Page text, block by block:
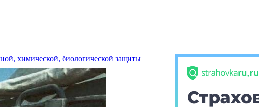
химической, биологической защиты